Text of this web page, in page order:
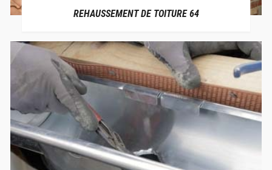
REHAUSSEMENT DE TOITURE 64